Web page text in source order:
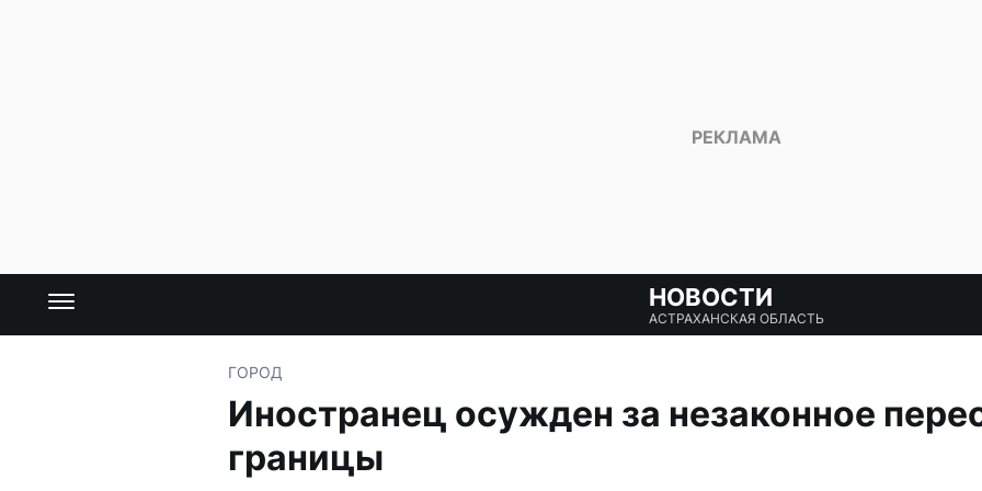
НОВОСТИ
АСТРАХАНСКАЯ ОБЛАСТЬ
ГОРОД
Иностранец осужден за незаконное
границы